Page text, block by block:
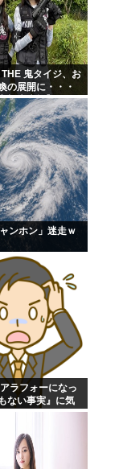
THE 鬼タイジ、お
の展開に・・・
橋未来虹】
ンホン」迷走ｗ
アラフォーになっ
ない事実』に気
ｗｗ